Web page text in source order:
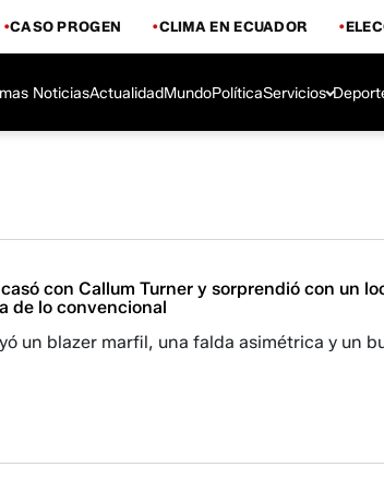
CASO PROGEN CLIMA EN ECUADOR
NoticiasActualidadMundoPolíticaServicios
con Callum Turner y sorprendió con un
de lo convencional
un blazer marfil, una falda asimétrica y un